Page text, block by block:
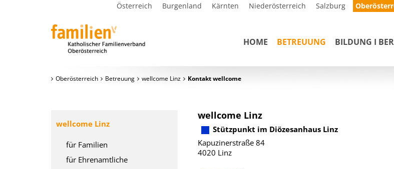
Österreich Burgenland Kärnten Niederösterreich Salzburg
HOME BETREUUNG BILDUNG I
Oberösterreich Betreuung wellcome Linz Kontakt wellcome
wellcome Linz
Stützpunkt im Diözesanhaus Linz
Kapuzinerstraße 84
4020 Linz
wellcome Linz
für Familien
für Ehrenamtliche